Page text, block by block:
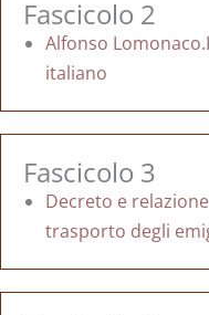
Fascicolo 2
Alfonso
italiano
Fascicolo 3
Decreto e
trasporto degli